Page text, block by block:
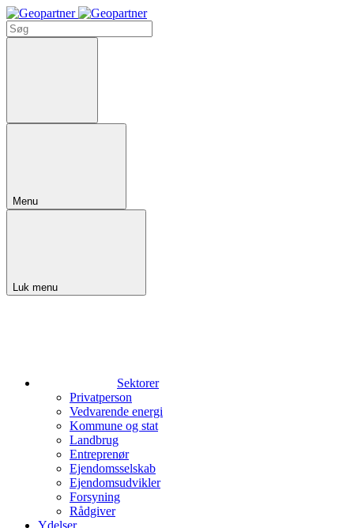
Menu
Luk menu
Sektorer
Privatperson
Vedvarende energi
Kommune og stat
Landbrug
Entreprenør
Ejendomsselskab
Ejendomsudvikler
Forsyning
Rådgiver
Ydelser